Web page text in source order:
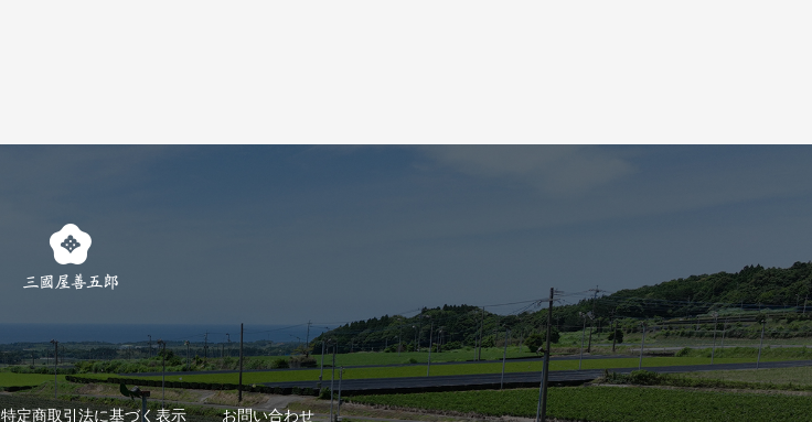
特定商取引法に基づく表示 お問い合わせ